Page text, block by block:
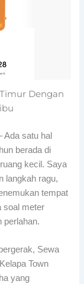
Dengan
Ada satu hal
berada di
kecil. Saya
langkah ragu,
tempat
soal meter
perlahan.
Sewa
Town
yang